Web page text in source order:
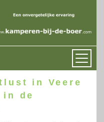
in Veere
in de